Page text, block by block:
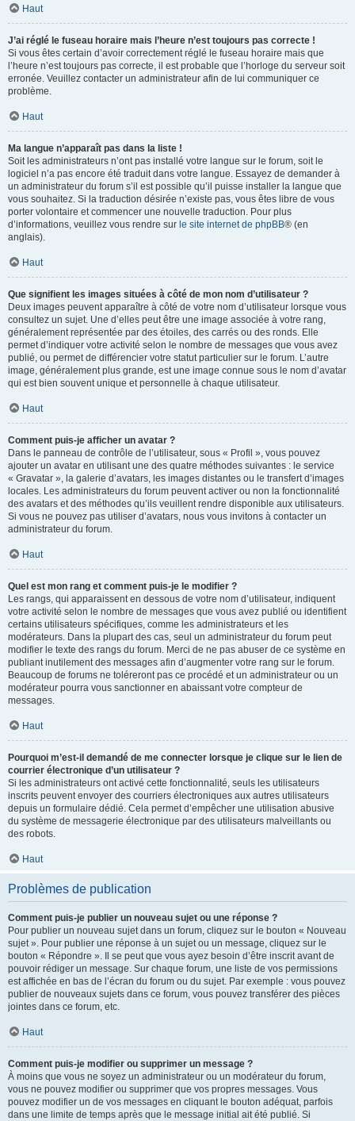
Haut
J’ai réglé le fuseau horaire mais l’heure n’est toujours pas correcte !
Si vous êtes certain d’avoir correctement réglé le fuseau horaire mais que
l’heure n’est toujours pas correcte, il est probable que l’horloge du serveur soit
erronée. Veuillez contacter un administrateur afin de lui communiquer ce
problème.
Haut
Ma langue n’apparaît pas dans la liste !
Soit les administrateurs n’ont pas installé votre langue sur le forum, soit le
logiciel n’a pas encore été traduit dans votre langue. Essayez de demander à
un administrateur du forum s’il est possible qu’il puisse installer la langue que
vous souhaitez. Si la traduction désirée n’existe pas, vous êtes libre de vous
porter volontaire et commencer une nouvelle traduction. Pour plus
d’informations, veuillez vous rendre sur le site internet de phpBB® (en
anglais).
Haut
Que signifient les images situées à côté de mon nom d’utilisateur ?
Deux images peuvent apparaître à côté de votre nom d’utilisateur lorsque vous
consultez un sujet. Une d’elles peut être une image associée à votre rang,
généralement représentée par des étoiles, des carrés ou des ronds. Elle
permet d’indiquer votre activité selon le nombre de messages que vous avez
publié, ou permet de différencier votre statut particulier sur le forum. L’autre
image, généralement plus grande, est une image connue sous le nom d’avatar
qui est bien souvent unique et personnelle à chaque utilisateur.
Haut
Comment puis-je afficher un avatar ?
Dans le panneau de contrôle de l’utilisateur, sous « Profil », vous pouvez
ajouter un avatar en utilisant une des quatre méthodes suivantes : le service
« Gravatar », la galerie d’avatars, les images distantes ou le transfert d’images
locales. Les administrateurs du forum peuvent activer ou non la fonctionnalité
des avatars et des méthodes qu’ils veuillent rendre disponible aux utilisateurs.
Si vous ne pouvez pas utiliser d’avatars, nous vous invitons à contacter un
administrateur du forum.
Haut
Quel est mon rang et comment puis-je le modifier ?
Les rangs, qui apparaissent en dessous de votre nom d’utilisateur, indiquent
votre activité selon le nombre de messages que vous avez publié ou identifient
certains utilisateurs spécifiques, comme les administrateurs et les
modérateurs. Dans la plupart des cas, seul un administrateur du forum peut
modifier le texte des rangs du forum. Merci de ne pas abuser de ce système en
publiant inutilement des messages afin d’augmenter votre rang sur le forum.
Beaucoup de forums ne toléreront pas ce procédé et un administrateur ou un
modérateur pourra vous sanctionner en abaissant votre compteur de
messages.
Haut
Pourquoi m’est-il demandé de me connecter lorsque je clique sur le lien de
courrier électronique d’un utilisateur ?
Si les administrateurs ont activé cette fonctionnalité, seuls les utilisateurs
inscrits peuvent envoyer des courriers électroniques aux autres utilisateurs
depuis un formulaire dédié. Cela permet d’empêcher une utilisation abusive
du système de messagerie électronique par des utilisateurs malveillants ou
des robots.
Haut
Problèmes de publication
Comment puis-je publier un nouveau sujet ou une réponse ?
Pour publier un nouveau sujet dans un forum, cliquez sur le bouton « Nouveau
sujet ». Pour publier une réponse à un sujet ou un message, cliquez sur le
bouton « Répondre ». Il se peut que vous ayez besoin d’être inscrit avant de
pouvoir rédiger un message. Sur chaque forum, une liste de vos permissions
est affichée en bas de l’écran du forum ou du sujet. Par exemple : vous pouvez
publier de nouveaux sujets dans ce forum, vous pouvez transférer des pièces
jointes dans ce forum, etc.
Haut
Comment puis-je modifier ou supprimer un message ?
À moins que vous ne soyez un administrateur ou un modérateur du forum,
vous ne pouvez modifier ou supprimer que vos propres messages. Vous
pouvez modifier un de vos messages en cliquant le bouton adéquat, parfois
dans une limite de temps après que le message initial ait été publié. Si